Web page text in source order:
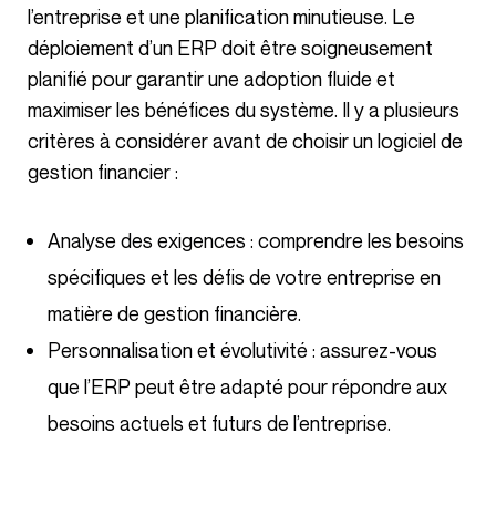
l’entreprise et une planification minutieuse. Le
déploiement d’un ERP doit être soigneusement
planifié pour garantir une adoption fluide et
maximiser les bénéfices du système. Il y a plusieurs
critères à considérer avant de choisir un logiciel de
gestion financier :
Analyse des exigences : comprendre les besoins
spécifiques et les défis de votre entreprise en
matière de gestion financière.
Personnalisation et évolutivité : assurez-vous
que l’ERP peut être adapté pour répondre aux
besoins actuels et futurs de l’entreprise.